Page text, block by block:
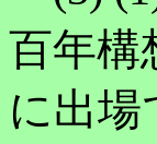
百年構
に出場